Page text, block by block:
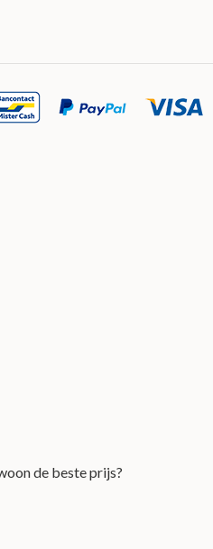
de beste prijs?